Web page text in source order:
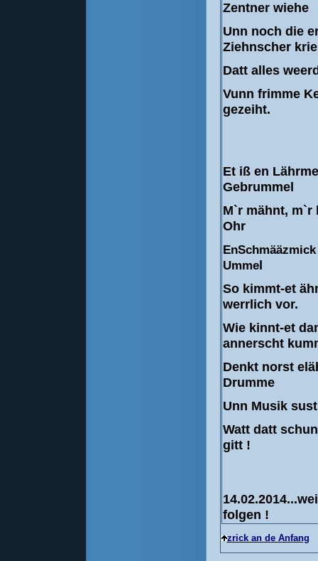
Zentner wiehe
Unn noch die
Ziehnscher
Datt alles
Vunn frimme
gezeiht.
Et iß en
Gebrummel
M`r mähnt, m`r
Ohr
Ummel
So kimmt-et
werrlich vor.
Wie kinnt-et
annerscht
Denkt norst
Drumme
Unn Musik
Watt datt
gitt !
folgen !
zrick an de Anfang